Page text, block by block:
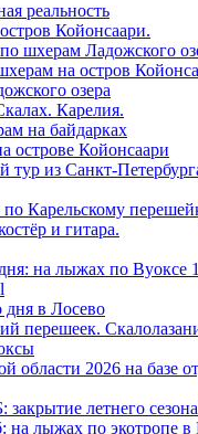
реальность
Койонсаари.
шхерам Ладожского
на остров
озера
Карелия.
на байдарках
острове Койонсаари
из Санкт-
Карельскому
и гитара.
на лыжах по Вуоксе
в Лосево
перешеек.
области 2026 на базе
летнего
лыжах по экотропе в